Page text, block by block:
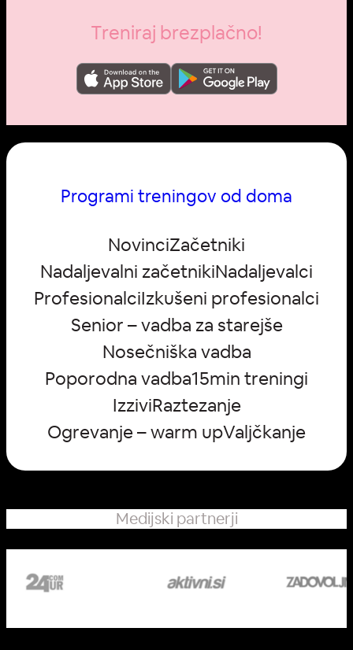
Treniraj brezplačno!
Programi treningov od doma
NovinciZačetniki
Nadaljevalni začetnikiNadaljevalci
ProfesionalciIzkušeni profesionalci
Senior – vadba za starejše
Nosečniška vadba
Poporodna vadba15min treningi
IzziviRaztezanje
Ogrevanje – warm upValjčkanje
Medijski partnerji